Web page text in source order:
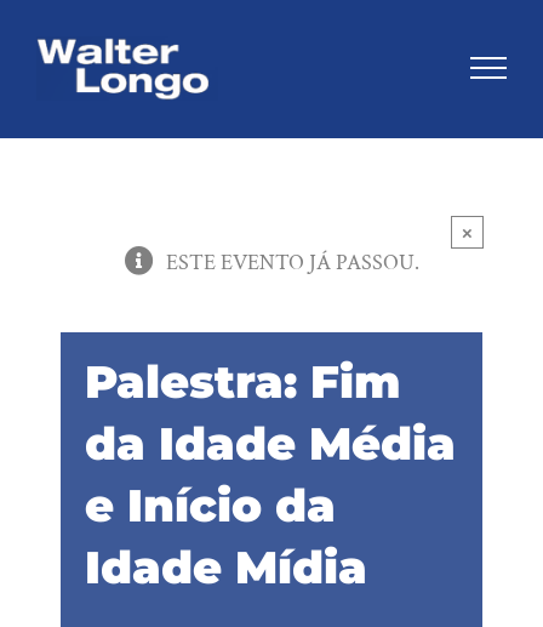
×
ESTE EVENTO JÁ PASSOU.
Palestra: Fim
da Idade Média
e Início da
Idade Mídia